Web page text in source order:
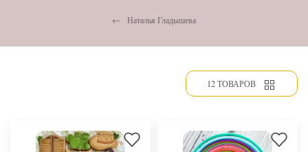
Наталья Гладышева
12 ТОВАРОВ